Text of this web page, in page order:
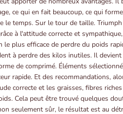
ce qui en fait beaucoup, ce qui
le temps. Sur le tour de taille.
à l'attitude correcte et
le plus efficace de perdre du poids
à perdre des kilos inutiles. Il devient
de comprimé. Éléments
rapide. Et des recommandations,
correcte et les graisses, fibres
Cela peut être trouvé quelques
seulement sûr, le résultat est au